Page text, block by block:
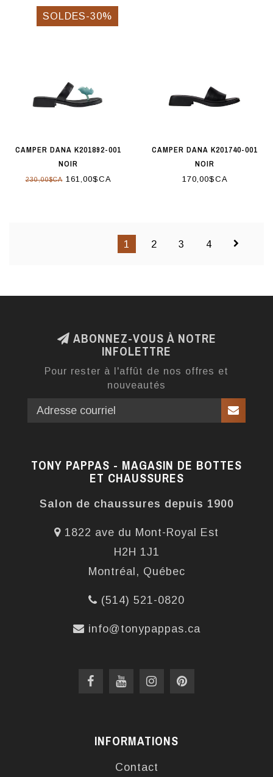
SOLDES-30%
CAMPER DANA K201892-001
NOIR
230,00$CA161,00$CA
CAMPER DANA K201740-001
NOIR
170,00$CA
1 2 3 4
ABONNEZ-VOUS À NOTRE
INFOLETTRE
Pour rester à l'affût de nos offres et
nouveautés
TONY PAPPAS - MAGASIN DE BOTTES
ET CHAUSSURES
Salon de chaussures depuis 1900
1822 ave du Mont-Royal Est
H2H 1J1
Montréal, Québec
(514) 521-0820
info@tonypappas.ca
INFORMATIONS
Contact